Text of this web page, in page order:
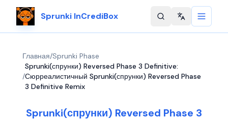
Sprunki InCrediBox Change
Главная/Sprunki Phase
/
Sprunki(спрунки) Reversed Phase 3 Definitive:
Сюрреалистичный Sprunki(спрунки) Reversed Phase
3 Definitive Remix
Sprunki(спрунки) Reversed Phase 3